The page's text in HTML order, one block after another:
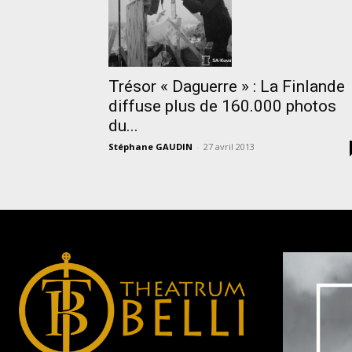
Trésor « Daguerre » : La Finlande
diffuse plus de 160.000 photos
du...
Stéphane GAUDIN - 27 avril 2013